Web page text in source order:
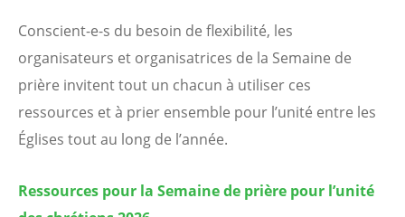
Conscient-e-s du besoin de flexibilité, les
organisateurs et organisatrices de la Semaine de
prière invitent tout un chacun à utiliser ces
ressources et à prier ensemble pour l’unité entre les
Églises tout au long de l’année.
Ressources pour la Semaine de prière pour l’unité